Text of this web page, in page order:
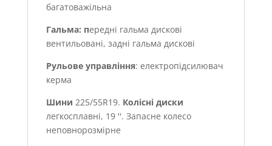
багатоважільна
Гальма: передні гальма дискові
вентильовані, задні гальма дискові
Рульове управління: електропідсилювач
керма
Шини 225/55R19. Колісні диски
легкосплавні, 19 ''. Запасне колесо
неповнорозмірне